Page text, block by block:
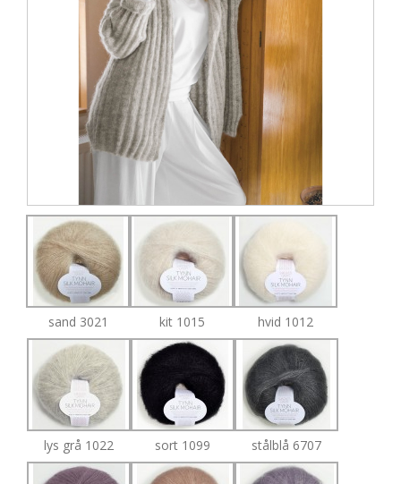
sand 3021 kit 1015 hvid 1012
lys grå 1022 sort 1099 stålblå 6707